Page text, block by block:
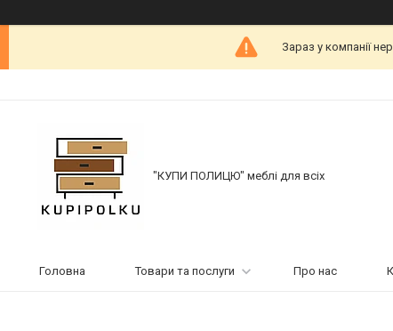
Зараз у компанії
"КУПИ ПОЛИЦЮ" меблі для всіх
Головна Товари та послуги Про нас